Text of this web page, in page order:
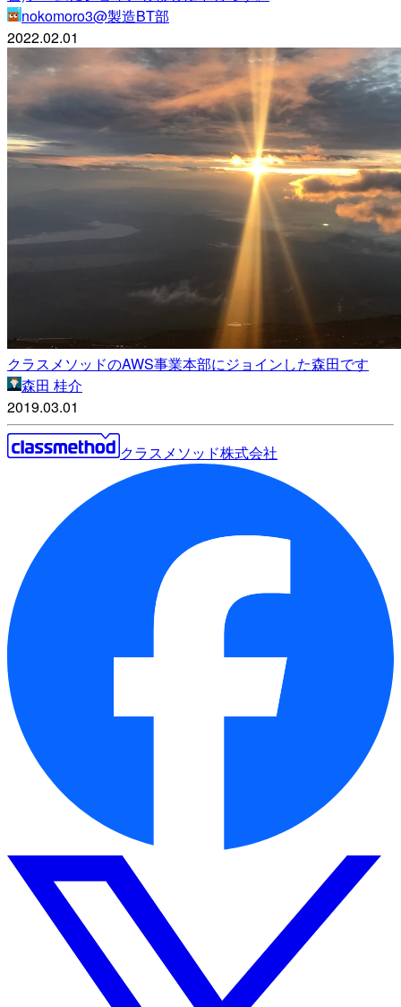
nokomoro3@製造BT部
2022.02.01
クラスメソッドのAWS事業本部にジョインした森田です
森田 桂介
2019.03.01
クラスメソッド株式会社